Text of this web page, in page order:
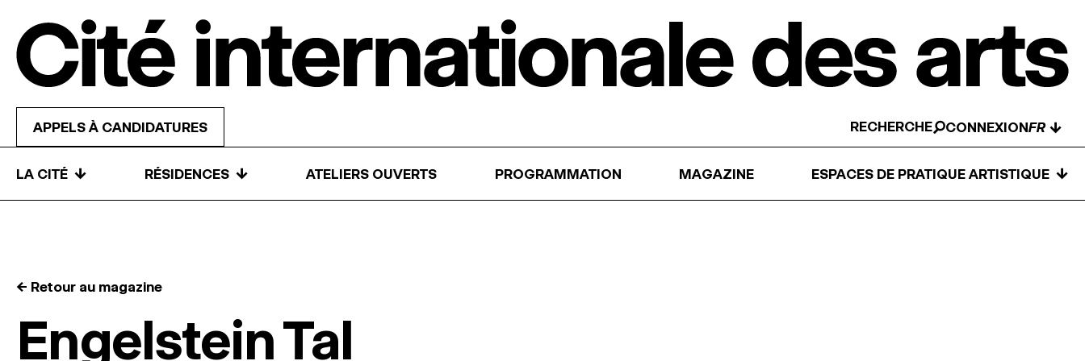
APPELS À CANDIDATURES RECHERCHE CONNEXION ↓
LA CITÉ ↓ RÉSIDENCES ↓ ATELIERS OUVERTS PROGRAMMATION MAGAZINE ESPACES DE PRATIQUE ARTISTIQUE ↓
← Retour au magazine
Engelstein Tal